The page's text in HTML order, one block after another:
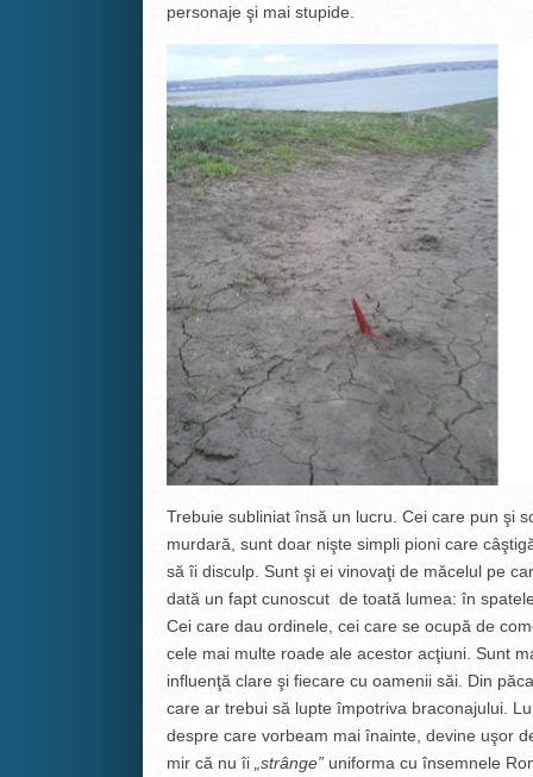
personaje şi mai stupide.
Trebuie subliniat însă un lucru. Cei care pun şi
murdară, sunt doar nişte simpli pioni care
să îi disculp. Sunt şi ei vinovaţi de măcelul pe
dată un fapt cunoscut de toată lumea: în
Cei care dau ordinele, cei care se ocupă de
cele mai multe roade ale acestor acţiuni. Sunt
influenţă clare şi fiecare cu oamenii săi. Din
care ar trebui să lupte împotriva braconajului.
despre care vorbeam mai înainte, devine uşor
mir că nu îi „strânge”uniforma cu însemnele